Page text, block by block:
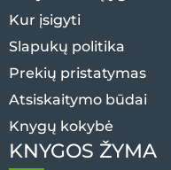
Kur įsigyti
Slapukų politika
Prekių pristatymas
Atsiskaitymo būdai
Knygų kokybė
KNYGOS ŽYMA